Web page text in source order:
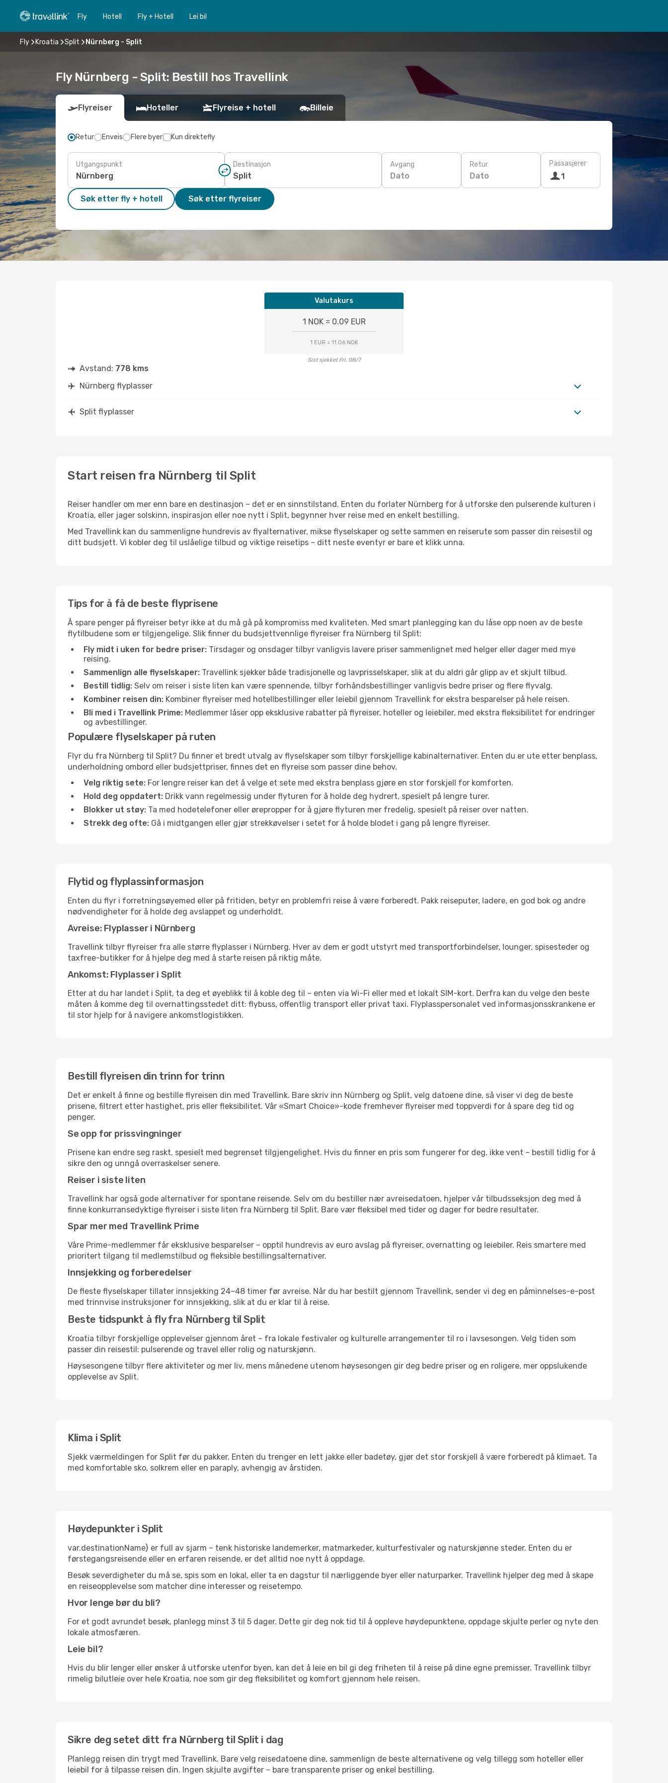
Fly Hotell Fly + Hotell Lei bil
Fly Kroatia Split Nürnberg - Split
Fly Nürnberg - Split: Bestill hos Travellink
Flyreiser Hoteller Flyreise + hotell Billeie
Retur Enveis Flere byer Kun direktefly
Utgangspunkt Destinasjon Avgang
Dato
Retur
Dato
Passasjerer
1
Søk etter fly + hotell Søk etter flyreiser
Valutakurs
1 NOK = 0.09 EUR
1 EUR = 11.06 NOK
Sist sjekket Fri, 08/7
Avstand: 778 kms
Nürnberg flyplasser
Split flyplasser
Start reisen fra Nürnberg til Split
Reiser handler om mer enn bare en destinasjon – det er en sinnstilstand. Enten du forlater Nürnberg for å utforske den pulserende kulturen i
Kroatia, eller jager solskinn, inspirasjon eller noe nytt i Split, begynner hver reise med en enkelt bestilling.
Med Travellink kan du sammenligne hundrevis av flyalternativer, mikse flyselskaper og sette sammen en reiserute som passer din reisestil og
ditt budsjett. Vi kobler deg til uslåelige tilbud og viktige reisetips – ditt neste eventyr er bare et klikk unna.
Tips for å få de beste flyprisene
Å spare penger på flyreiser betyr ikke at du må gå på kompromiss med kvaliteten. Med smart planlegging kan du låse opp noen av de beste
flytilbudene som er tilgjengelige. Slik finner du budsjettvennlige flyreiser fra Nürnberg til Split:
Fly midt i uken for bedre priser: Tirsdager og onsdager tilbyr vanligvis lavere priser sammenlignet med helger eller dager med mye
reising.
Sammenlign alle flyselskaper: Travellink sjekker både tradisjonelle og lavprisselskaper, slik at du aldri går glipp av et skjult tilbud.
Bestill tidlig: Selv om reiser i siste liten kan være spennende, tilbyr forhåndsbestillinger vanligvis bedre priser og flere flyvalg.
Kombiner reisen din: Kombiner flyreiser med hotellbestillinger eller leiebil gjennom Travellink for ekstra besparelser på hele reisen.
Bli med i Travellink Prime: Medlemmer låser opp eksklusive rabatter på flyreiser, hoteller og leiebiler, med ekstra fleksibilitet for endringer
og avbestillinger.
Populære flyselskaper på ruten
Flyr du fra Nürnberg til Split? Du finner et bredt utvalg av flyselskaper som tilbyr forskjellige kabinalternativer. Enten du er ute etter benplass,
underholdning ombord eller budsjettpriser, finnes det en flyreise som passer dine behov.
Velg riktig sete: For lengre reiser kan det å velge et sete med ekstra benplass gjøre en stor forskjell for komforten.
Hold deg oppdatert: Drikk vann regelmessig under flyturen for å holde deg hydrert, spesielt på lengre turer.
Blokker ut støy: Ta med hodetelefoner eller ørepropper for å gjøre flyturen mer fredelig, spesielt på reiser over natten.
Strekk deg ofte: Gå i midtgangen eller gjør strekkøvelser i setet for å holde blodet i gang på lengre flyreiser.
Flytid og flyplassinformasjon
Enten du flyr i forretningsøyemed eller på fritiden, betyr en problemfri reise å være forberedt. Pakk reiseputer, ladere, en god bok og andre
nødvendigheter for å holde deg avslappet og underholdt.
Avreise: Flyplasser i Nürnberg
Travellink tilbyr flyreiser fra alle større flyplasser i Nürnberg. Hver av dem er godt utstyrt med transportforbindelser, lounger, spisesteder og
taxfree-butikker for å hjelpe deg med å starte reisen på riktig måte.
Ankomst: Flyplasser i Split
Etter at du har landet i Split, ta deg et øyeblikk til å koble deg til – enten via Wi-Fi eller med et lokalt SIM-kort. Derfra kan du velge den beste
måten å komme deg til overnattingsstedet ditt: flybuss, offentlig transport eller privat taxi. Flyplasspersonalet ved informasjonsskrankene er
til stor hjelp for å navigere ankomstlogistikken.
Bestill flyreisen din trinn for trinn
Det er enkelt å finne og bestille flyreisen din med Travellink. Bare skriv inn Nürnberg og Split, velg datoene dine, så viser vi deg de beste
prisene, filtrert etter hastighet, pris eller fleksibilitet. Vår «Smart Choice»-kode fremhever flyreiser med toppverdi for å spare deg tid og
penger.
Se opp for prissvingninger
Prisene kan endre seg raskt, spesielt med begrenset tilgjengelighet. Hvis du finner en pris som fungerer for deg, ikke vent – bestill tidlig for å
sikre den og unngå overraskelser senere.
Reiser i siste liten
Travellink har også gode alternativer for spontane reisende. Selv om du bestiller nær avreisedatoen, hjelper vår tilbudsseksjon deg med å
finne konkurransedyktige flyreiser i siste liten fra Nürnberg til Split. Bare vær fleksibel med tider og dager for bedre resultater.
Spar mer med Travellink Prime
Våre Prime-medlemmer får eksklusive besparelser – opptil hundrevis av euro avslag på flyreiser, overnatting og leiebiler. Reis smartere med
prioritert tilgang til medlemstilbud og fleksible bestillingsalternativer.
Innsjekking og forberedelser
De fleste flyselskaper tillater innsjekking 24–48 timer før avreise. Når du har bestilt gjennom Travellink, sender vi deg en påminnelses-e-post
med trinnvise instruksjoner for innsjekking, slik at du er klar til å reise.
Beste tidspunkt å fly fra Nürnberg til Split
Kroatia tilbyr forskjellige opplevelser gjennom året – fra lokale festivaler og kulturelle arrangementer til ro i lavsesongen. Velg tiden som
passer din reisestil: pulserende og travel eller rolig og naturskjønn.
Høysesongene tilbyr flere aktiviteter og mer liv, mens månedene utenom høysesongen gir deg bedre priser og en roligere, mer oppslukende
opplevelse av Split.
Klima i Split
Sjekk værmeldingen for Split før du pakker. Enten du trenger en lett jakke eller badetøy, gjør det stor forskjell å være forberedt på klimaet. Ta
med komfortable sko, solkrem eller en paraply, avhengig av årstiden.
Høydepunkter i Split
var.destinationName} er full av sjarm – tenk historiske landemerker, matmarkeder, kulturfestivaler og naturskjønne steder. Enten du er
førstegangsreisende eller en erfaren reisende, er det alltid noe nytt å oppdage.
Besøk severdigheter du må se, spis som en lokal, eller ta en dagstur til nærliggende byer eller naturparker. Travellink hjelper deg med å skape
en reiseopplevelse som matcher dine interesser og reisetempo.
Hvor lenge bør du bli?
For et godt avrundet besøk, planlegg minst 3 til 5 dager. Dette gir deg nok tid til å oppleve høydepunktene, oppdage skjulte perler og nyte den
lokale atmosfæren.
Leie bil?
Hvis du blir lenger eller ønsker å utforske utenfor byen, kan det å leie en bil gi deg friheten til å reise på dine egne premisser. Travellink tilbyr
rimelig bilutleie over hele Kroatia, noe som gir deg fleksibilitet og komfort gjennom hele reisen.
Sikre deg setet ditt fra Nürnberg til Split i dag
Planlegg reisen din trygt med Travellink. Bare velg reisedatoene dine, sammenlign de beste alternativene og velg tillegg som hoteller eller
leiebil for å tilpasse reisen din. Ingen skjulte avgifter – bare transparente priser og enkel bestilling.